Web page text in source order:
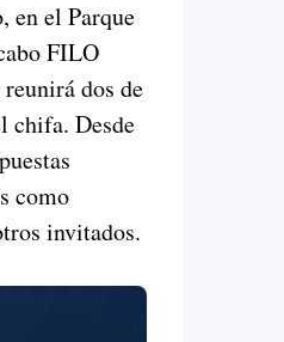
en el Parque
FILO
dos de
chifa. Desde
como
invitados.